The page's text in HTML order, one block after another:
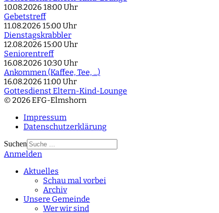
10.08.2026 18:00 Uhr
Gebetstreff
11.08.2026 15:00 Uhr
Dienstagskrabbler
12.08.2026 15:00 Uhr
Seniorentreff
16.08.2026 10:30 Uhr
Ankommen (Kaffee, Tee, ...)
16.08.2026 11:00 Uhr
Gottesdienst Eltern-Kind-Lounge
© 2026 EFG-Elmshorn
Impressum
Datenschutzerklärung
Suchen
Type 2 or more
Anmelden
Aktuelles
Schau mal vorbei
Archiv
Unsere Gemeinde
Wer wir sind